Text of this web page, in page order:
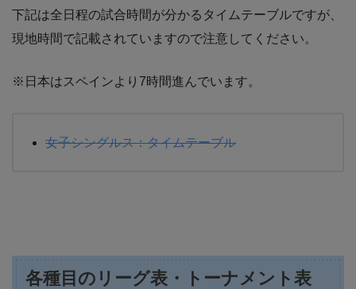
下記は全日程の試合時間が分かるタイムテーブルですが、
現地時間で記載されていますので注意してください。
※日本はスペインより7時間進んでいます。
女子シングルス：タイムテーブル
各種目のリーグ表・トーナメント表